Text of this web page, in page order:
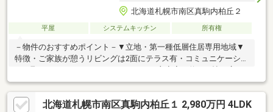
北海道札幌市南区真駒内柏丘２
平屋 システムキッチン 所有権
－物件のおすすめポイント－▼立地・第一種低層住居専用地域▼
特徴・ご家族が憩うリビングは2面にテラス有・コミュニケーショ
さ、WIC2か所・シャワー・トイレ有・車庫から勝手口を通り室内
に出入り可能・土地面積約250.55坪、車庫有(車種による)▼周辺
環境・スーパー「ラルズマート真駒内店」徒歩6分(約460m)・セ
北海道札幌市南区真駒内柏丘１ 2,980万円 4LDK